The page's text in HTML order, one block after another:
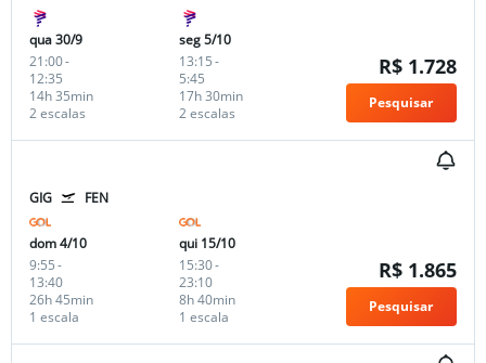
qua 30/9
21:00-
12:35
2 escalas
14h 35min
seg 5/10
13:15-
5:45
2 escalas
17h 30min
R$ 1.728
Pesquisar
GIG FEN
dom 4/10
9:55-
13:40
1 escala
26h 45min
qui 15/10
15:30-
23:10
1 escala
8h 40min
R$ 1.865
Pesquisar